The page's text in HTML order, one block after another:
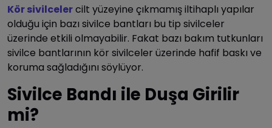
Kör sivilcelercilt yüzeyine çıkmamış iltihaplı yapılar
olduğu için bazı sivilce bantları bu tip sivilceler
üzerinde etkili olmayabilir. Fakat bazı bakım tutkunları
sivilce bantlarının kör sivilceler üzerinde hafif baskı ve
koruma sağladığını söylüyor.
Sivilce Bandı ile Duşa Girilir
mi?